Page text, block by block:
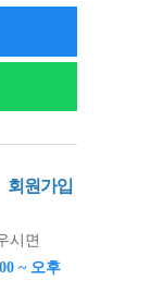
회원가입
시면
~ 오후